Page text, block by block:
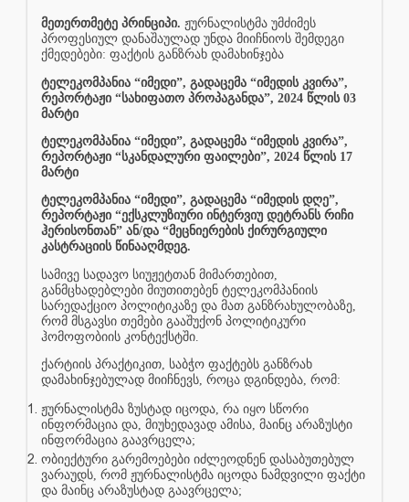
მეთერთმეტე პრინციპი. ჟურნალისტმა უმძიმეს
პროფესიულ დანაშაულად უნდა მიიჩნიოს შემდეგი
ქმედებები: ფაქტის განზრახ დამახინჯება
ტელეკომპანია “იმედი”, გადაცემა “იმედის კვირა”,
რეპორტაჟი “სახიფათო პროპაგანდა”, 2024 წლის 03
მარტი
ტელეკომპანია “იმედი”, გადაცემა “იმედის კვირა”,
რეპორტაჟი “სკანდალური ფაილები”, 2024 წლის 17
მარტი
ტელეკომპანია “იმედი”, გადაცემა “იმედის დღე”,
რეპორტაჟი “ექსკლუზიური ინტერვიუ დეტრანს რიჩი
ჰერისონთან” ან/და “მეცნიერების ქირურგიული
კასტრაციის წინააღმდეგ.
სამივე სადავო სიუჟეტთან მიმართებით,
განმცხადებლები მიუთითებენ ტელეკომპანიის
სარედაქციო პოლიტიკაზე და მათ განზრახულობაზე,
რომ მსგავსი თემები გააშუქონ პოლიტიკური
ჰომოფობიის კონტექსტში.
ქარტიის პრაქტიკით, საბჭო ფაქტებს განზრახ
დამახინჯებულად მიიჩნევს, როცა დგინდება, რომ:
ჟურნალისტმა ზუსტად იცოდა, რა იყო სწორი
ინფორმაცია და, მიუხედავად ამისა, მაინც არაზუსტი
ინფორმაცია გაავრცელა;
ობიექტური გარემოებები იძლეოდნენ დასაბუთებულ
ვარაუდს, რომ ჟურნალისტმა იცოდა ნამდვილი ფაქტი
და მაინც არაზუსტად გაავრცელა;